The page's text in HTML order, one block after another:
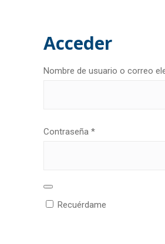
Acceder
Nombre de usuario o correo
Contraseña *Obligatorio
Recuérdame